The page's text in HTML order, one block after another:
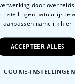
Openlucht
door
instellingen natuurlijk te
aanpassen namelijk hier
ACCEPTEER ALLES
COOKIE-INSTELLINGEN